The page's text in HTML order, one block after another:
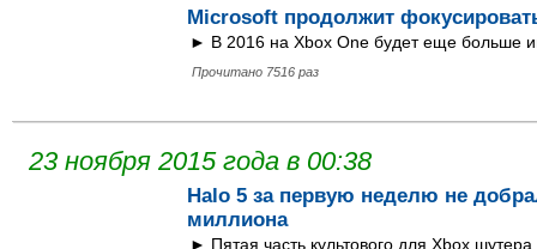
Microsoft продолжит
► В 2016 на Xbox One будет еще больше
Прочитано 7516 раз
23 ноября 2015 года в 00:38
Halo 5 за первую неделю не
миллиона
► Пятая часть культового для Xbox